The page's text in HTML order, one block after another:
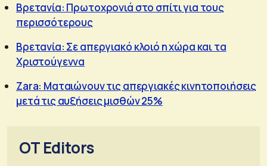
Βρετανία: Πρωτοχρονιά στο σπίτι για τους
περισσότερους
Βρετανία: Σε απεργιακό κλοιό η χώρα και τα
Χριστούγεννα
Zara: Ματαιώνουν τις απεργιακές κινητοποιήσεις
μετά τις αυξήσεις μισθών 25%
OT Editors